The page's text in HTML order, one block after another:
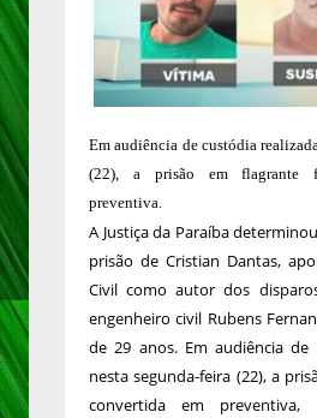
Em audiência de custódia
(22), a prisão em flagrante
preventiva.
A Justiça da Paraíba
prisão de Cristian Dantas,
Civil como autor dos
engenheiro civil Rubens
de 29 anos. Em audiência de
nesta segunda-feira (22), a
convertida em